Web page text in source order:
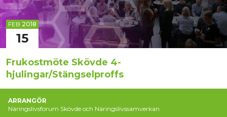
FEB 2018
15
Frukostmöte Skövde 4-
hjulingar/Stängselproffs
ARRANGÖR
Näringslivsforum Skövde och Näringslivssamverkan